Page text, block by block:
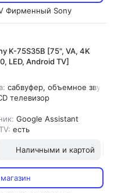
Фирменный Sony
K-75S35B [75", VA, 4K
LED, Android TV]
сабвуфер, объемное
телевизор
Google Assistant
есть
Наличными и картой